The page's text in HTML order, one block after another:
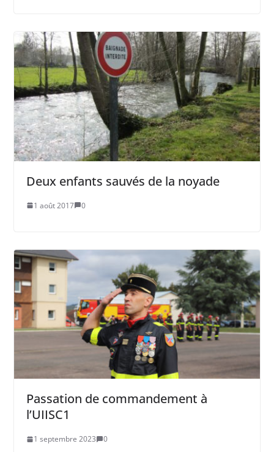
Deux enfants sauvés de la noyade
1 août 2017 0
Passation de commandement à
l’UIISC1
1 septembre 2023 0